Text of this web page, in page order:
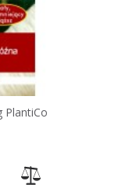
PlantiCo